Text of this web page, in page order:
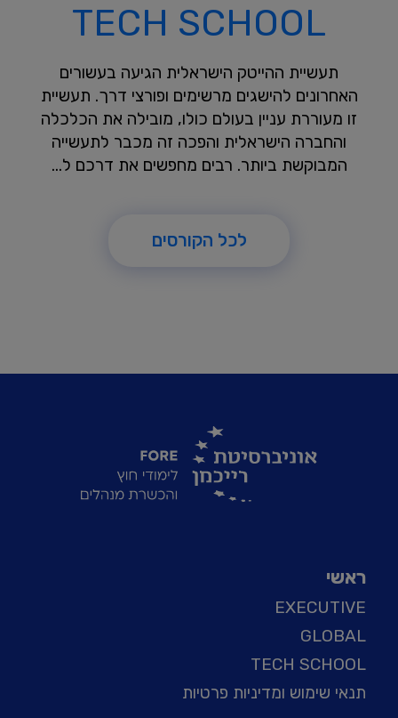
TECH SCHOOL
תעשיית ההייטק הישראלית הגיעה בעשורים
האחרונים להישגים מרשימים ופורצי דרך. תעשיית
זו מעוררת עניין בעולם כולו, מובילה את הכלכלה
והחברה הישראלית והפכה זה מכבר לתעשייה
המבוקשת ביותר. רבים מחפשים את דרכם ל...
לכל הקורסים
ראשי
EXECUTIVE
GLOBAL
TECH SCHOOL
תנאי שימוש ומדיניות פרטיות